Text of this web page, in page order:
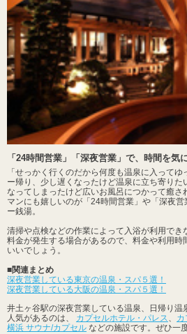
「24時間営業」「深夜営業」で、時間を気
「せっかく行くのだから何度も温泉に入って
ー帰り、少し遅くなったけど温泉に立ち寄りた
なってしまったけど広いお風呂につかって癒さ
マンにも嬉しいのが「24時間営業」や「深夜
ー銭湯。
清掃や点検などの作業によって入浴が利用でき
料金が発生する場合があるので、料金や利用時
いいでしょう。
■関連まとめ
深夜営業している東京の温泉・スパ５選！
深夜営業している大阪の温泉・スパ５選！
井土ヶ谷駅の深夜営業している温泉、日帰り温
人気があるのは、 カプセルホテル・パレス、 カ
横浜 サウナ/カプセル などの施設です。ぜひ一